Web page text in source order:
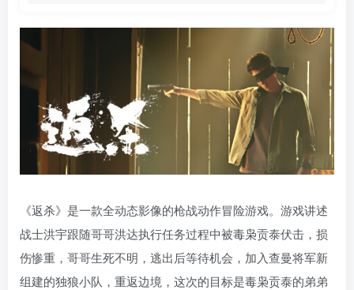
《返杀》是一款全动态影像的枪战动作冒险游戏。游戏讲述
战士洪宇跟随哥哥洪达执行任务过程中被毒枭贡泰伏击，损
伤惨重，哥哥生死不明，逃出后等待机会，加入查曼将军新
组建的独狼小队，重返边境，这次的目标是毒枭贡泰的弟弟